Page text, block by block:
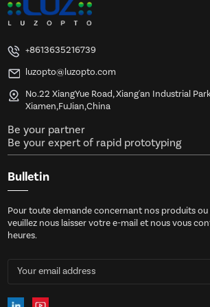
+8613635216739
luzopto@luzopto.com
No.22 XiangYue Road, Xiang'an Industrial
Xiamen,FuJian,China
Be your partner
Be your expert of rapid prototyping
Bulletin
Pour toute demande concernant nos produits
veuillez nous laisser votre e-mail et nous vous
heures.